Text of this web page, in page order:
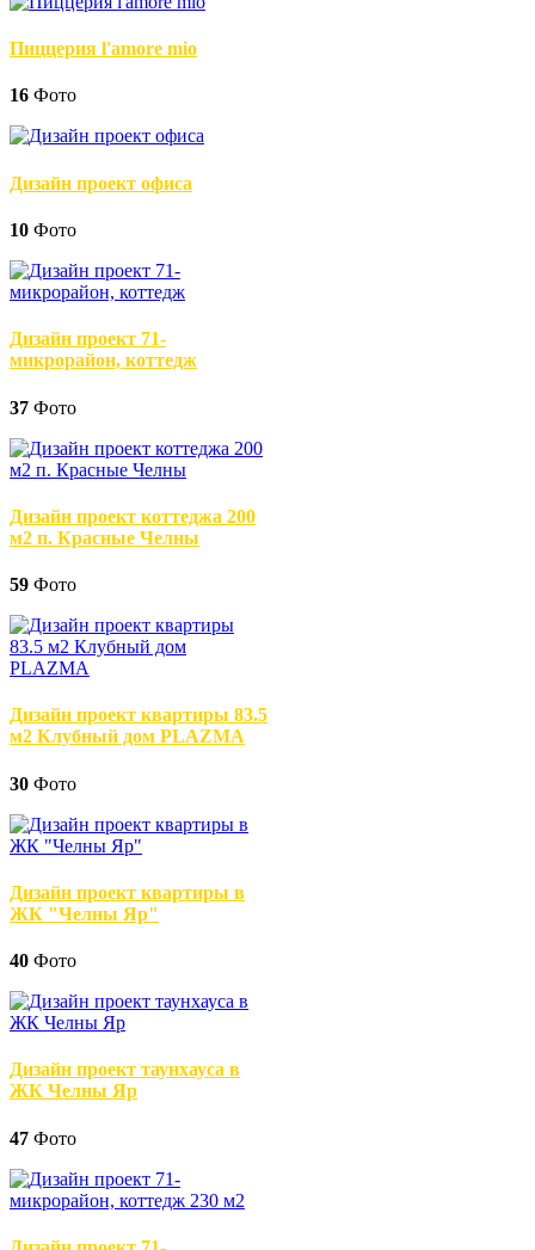
Пиццерия l'amore mio
16 Фото
Дизайн проект офиса
10 Фото
Дизайн проект 71-
микрорайон, коттедж
37 Фото
Дизайн проект коттеджа 200
м2 п. Красные Челны
59 Фото
Дизайн проект квартиры 83.5
м2 Клубный дом PLAZMA
30 Фото
Дизайн проект квартиры в
ЖК "Челны Яр"
40 Фото
Дизайн проект таунхауса в
ЖК Челны Яр
47 Фото